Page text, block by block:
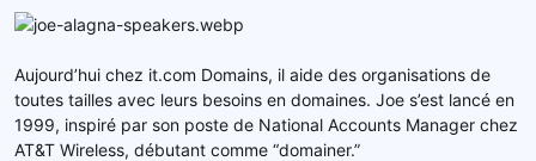
Aujourd’hui chez it.com Domains, il aide des organisations de
toutes tailles avec leurs besoins en domaines. Joe s’est lancé en
1999, inspiré par son poste de National Accounts Manager chez
AT&T Wireless, débutant comme “domainer.”